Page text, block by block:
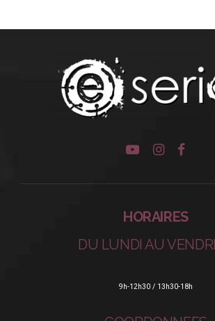
HORAIRES
DU LUNDI AU
9h-12h30 / 13h30-18h